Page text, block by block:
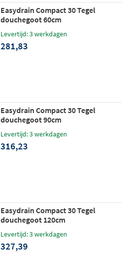
Easydrain Compact 30 Tegel
douchegoot 60cm
Levertijd: 3 werkdagen
281,83
Easydrain Compact 30 Tegel
douchegoot 90cm
Levertijd: 3 werkdagen
316,23
Easydrain Compact 30 Tegel
douchegoot 120cm
Levertijd: 3 werkdagen
327,39